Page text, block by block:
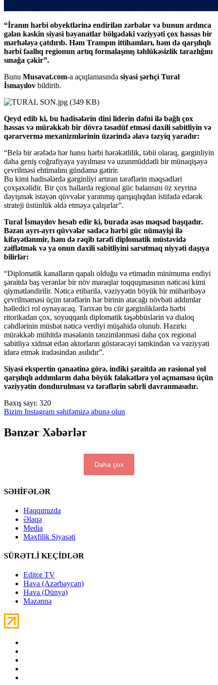
“İranın hərbi obyektlərinə endirilən zərbələr və bunun ardınca
gələn kəskin siyasi bəyanatlar bölgədəki vəziyyəti çox həssas bir
mərhələyə çatdırıb. Həm Trampın ittihamları, həm də qarşılıqlı
hərbi fəallıq regionun artıq formalaşmış təhlükəsizlik tarazlığını
sınağa çəkir”.
Bunu Musavat.com-a açıqlamasında siyasi şərhçi Tural
İsmayılov bildirib.
Qeyd edib ki, bu hadisələrin dini liderin dəfni ilə bağlı çox
həssas və mürəkkəb bir dövrə təsadüf etməsi daxili sabitliyin və
qərarvermə mexanizmlərinin üzərində əlavə təzyiq yaradır:
“Belə bir ərəfədə hər hansı hərbi hərəkətlilik, təbii olaraq, gərginliyin
daha geniş coğrafiyaya yayılması və uzunmüddətli bir münaqişəyə
çevrilməsi ehtimalını gündəmə gətirir.
​Bu kimi hadisələrdə gərginliyi artıran tərəflərin məqsədləri
çoxşaxəlidir. Bir çox hallarda regional güc balansını öz xeyrinə
dəyişmək istəyən qüvvələr yaranmış qarışıqlıqdan istifadə edərək
strateji üstünlük əldə etməyə çalışırlar”.
Tural İsmayılov hesab edir ki, burada əsas məqsəd başqadır.
Bəzən ayrı-ayrı qüvvələr sadəcə hərbi güc nümayişi ilə
kifayətlənmir, həm də rəqib tərəfi diplomatik müstəvidə
zəiflətmək və ya onun daxili sabitliyini sarsıtmaq niyyəti daşıya
bilirlər:
“Diplomatik kanalların qapalı olduğu və etimadın minimuma endiyi
şəraitdə baş verənlər bir növ maraqlar toqquşmasının nəticəsi kimi
qiymətləndirilir. ​Nəticə etibarilə, vəziyyətin böyük bir müharibəyə
çevrilməməsi üçün tərəflərin hər birinin atacağı növbəti addımlar
həlledici rol oynayacaq. Tarixən bu cür gərginliklərdə hərbi
ritorikadan çox, soyuqqanlı diplomatik təşəbbüslərin və dialoq
cəhdlərinin müsbət nəticə verdiyi müşahidə olunub. Hazırkı
mürəkkəb mühitdə məsələnin tənzimlənməsi daha çox regional
sabitliyə xidmət edən aktorların göstərəcəyi təmkindən və vəziyyəti
idarə etmək iradəsindən asılıdır”.
Siyasi ekspertin qənaətinə görə, indiki şəraitdə ən rasional yol
qarşılıqlı addımların daha böyük fəlakətlərə yol açmaması üçün
vəziyyətin dondurulması və tərəflərin səbrli davranmasıdır.
Baxış sayı: 320
Bizim Instagram səhifəmizə abunə olun
Bənzər Xəbərlər
Daha çox
SƏHİFƏLƏR
Haqqımızda
Əlaqə
Media
Məxfilik Siyasəti
SÜRƏTLİ KEÇİDLƏR
Editor TV
Hava (Azərbaycan)
Hava (Dünya)
Məzənnə